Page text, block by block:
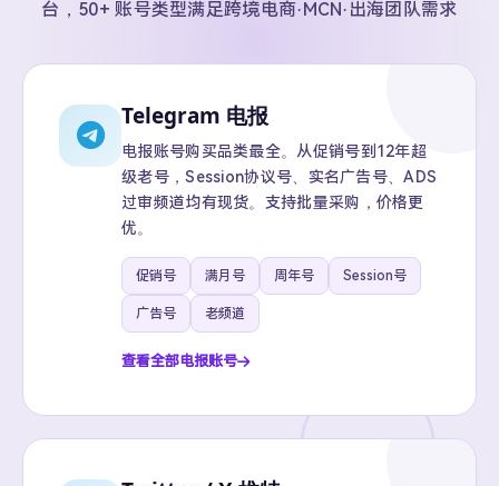
台，50+ 账号类型满足跨境电商·MCN·出海团队需求
Telegram 电报
电报账号购买品类最全。从促销号到12年超
级老号，Session协议号、实名广告号、ADS
过审频道均有现货。支持批量采购，价格更
优。
促销号 满月号 周年号 Session号
广告号 老频道
查看全部电报账号